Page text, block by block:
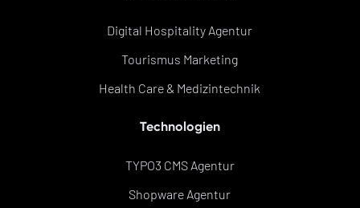
Digital Hospitality Agentur
Tourismus Marketing
Health Care & Medizintechnik
Technologien
TYPO3 CMS Agentur
Shopware Agentur